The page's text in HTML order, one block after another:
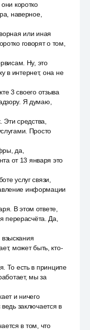
коротко
наверное,
или иная
говорят о том,
Ну, это
в интернет, она не
3 своего отзыва
Я думаю,
средства,
Просто
да,
от 13 января это
услуг связи,
информации
В этом ответе,
перерасчёта. Да,
может быть, кто-
То есть в принципе
мы за
и ничего
заключается в
в том, что